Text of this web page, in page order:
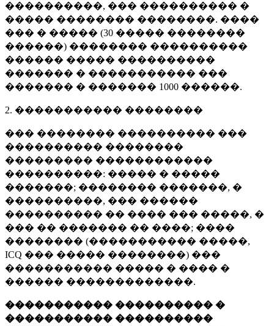
����������, ��� ���������� �
����� �������� ��������. ����
��� � ����� (30 ����� ��������
������) �������� ����������
������ ����� ����������
������� � ����������� ���
������� � ������� 1000 ������.
2. ����������� ��������
��� �������� ���������� ���
���������� ��������
��������� ������������
����������: ����� � �����
�������; �������� �������, �
����������, ��� ������
���������� �� ���� ��� �����, �
��� �� ������� �� ����; ����
�������� (����������� �����,
ICQ ��� ����� ��������) ���
����������� ����� � ���� �
������ �������������.
����������� ���������� �
����������� ����������